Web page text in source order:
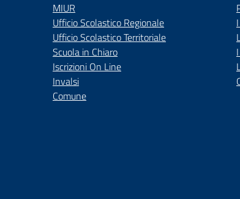
MIUR
Ufficio Scolastico Regionale
Ufficio Scolastico Territoriale
Scuola in Chiaro
Iscrizioni On Line
Invalsi
Comune